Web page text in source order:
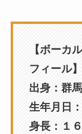
【ボーカ
フィール】
出身：群
生年月日
身長：１